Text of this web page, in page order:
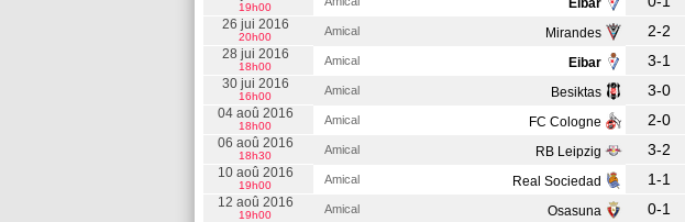
19h00 Eibar
26 jui 2016
20h00 Amical Mirandes 2-2
28 jui 2016
18h00 Amical Eibar 3-1
30 jui 2016
16h00 Amical Besiktas 3-0
04 aoû 2016
18h00 Amical FC Cologne 2-0
06 aoû 2016
18h30 Amical RB Leipzig 3-2
10 aoû 2016
19h00 Amical Real Sociedad 1-1
12 aoû 2016
19h00 Amical Osasuna 0-1